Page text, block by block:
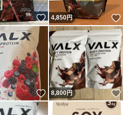
いいね！
4,850円
いいね！
8,800円